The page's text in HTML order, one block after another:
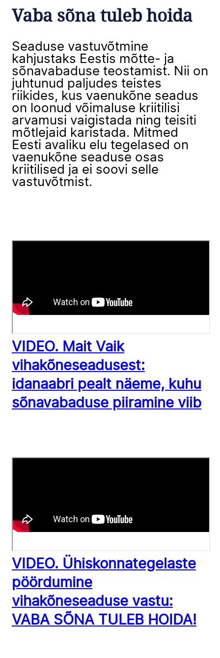
Vaba sõna tuleb hoida
Seaduse vastuvõtmine
kahjustaks Eestis mõtte- ja
sõnavabaduse teostamist. Nii on
juhtunud paljudes teistes
riikides, kus vaenukõne seadus
on loonud võimaluse kriitilisi
arvamusi vaigistada ning teisiti
mõtlejaid karistada. Mitmed
Eesti avaliku elu tegelased on
vaenukõne seaduse osas
kriitilised ja ei soovi selle
vastuvõtmist.
VIDEO. Mait Vaik
vihakõneseadusest:
idanaabri pealt näeme, kuhu
sõnavabaduse piiramine viib
VIDEO. Ühiskonnategelaste
pöördumine
vihakõneseaduse vastu:
VABA SÕNA TULEB HOIDA!